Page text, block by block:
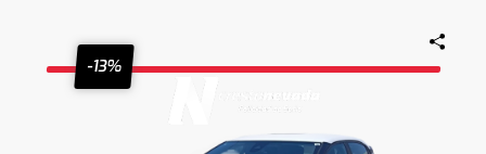
-13%